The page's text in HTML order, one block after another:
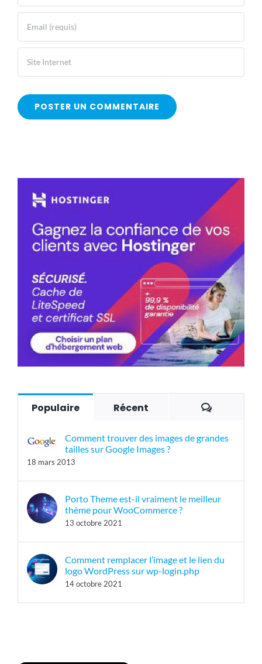
Comment trouver des images de grandes
tailles sur Google Images ?
Porto Theme est-il vraiment le meilleur
thème pour WooCommerce ?
Comment remplacer l’image et le lien du
logo WordPress sur wp-login.php